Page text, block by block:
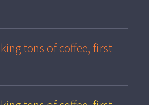
tons of coffee, first